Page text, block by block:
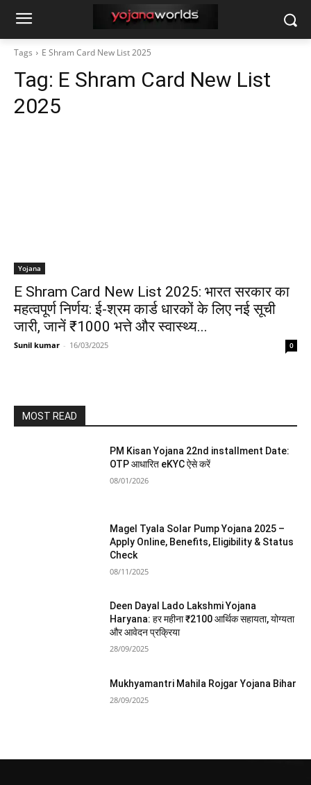
Tags E Shram Card New List 2025
Tag: E Shram Card New List
2025
Yojana
E Shram Card New List 2025: भारत सरकार का
महत्वपूर्ण निर्णय: ई-श्रम कार्ड धारकों के लिए नई सूची
जारी, जानें ₹1000 भत्ते और स्वास्थ्य...
Sunil kumar - 16/03/2025 0
MOST READ
PM Kisan Yojana 22nd installment Date:
OTP आधारित eKYC ऐसे करें
08/01/2026
Magel Tyala Solar Pump Yojana 2025 –
Apply Online, Benefits, Eligibility & Status
Check
08/11/2025
Deen Dayal Lado Lakshmi Yojana
Haryana: हर महीना ₹2100 आर्थिक सहायता, योग्यता
और आवेदन प्रक्रिया
28/09/2025
Mukhyamantri Mahila Rojgar Yojana Bihar
28/09/2025